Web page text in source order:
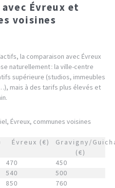
Évreux et
voisines
la comparaison avec Évreux
naturellement : la ville-centre
supérieure (studios, immeubles
mais à des tarifs plus élevés et
Évreux, communes voisines
Évreux (€)
Gravigny/
(€)
470
450
540
500
850 760